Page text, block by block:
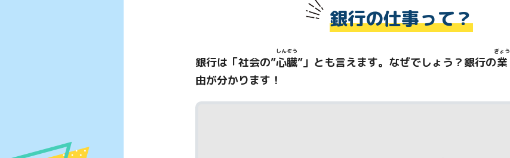
銀行の仕事って？
銀行は「社会の”心
しん
臓
ぞう
”」とも言えます。なぜでしょう？銀行の業
ぎょう
由が分かります！